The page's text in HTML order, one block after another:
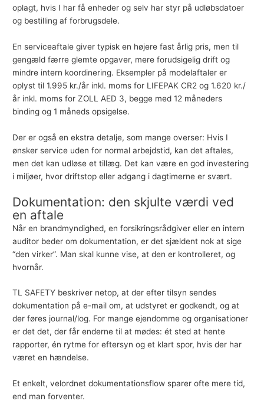
oplagt, hvis I har få enheder og selv har styr på udløbsdatoer
og bestilling af forbrugsdele.
En serviceaftale giver typisk en højere fast årlig pris, men til
gengæld færre glemte opgaver, mere forudsigelig drift og
mindre intern koordinering. Eksempler på modelaftaler er
oplyst til 1.995 kr./år inkl. moms for LIFEPAK CR2 og 1.620 kr./
år inkl. moms for ZOLL AED 3, begge med 12 måneders
binding og 1 måneds opsigelse.
Der er også en ekstra detalje, som mange overser: Hvis I
ønsker service uden for normal arbejdstid, kan det aftales,
men det kan udløse et tillæg. Det kan være en god investering
i miljøer, hvor driftstop eller adgang i dagtimerne er svært.
Dokumentation: den skjulte værdi ved
en aftale
Når en brandmyndighed, en forsikringsrådgiver eller en intern
auditor beder om dokumentation, er det sjældent nok at sige
“den virker”. Man skal kunne vise, at den er kontrolleret, og
hvornår.
TL SAFETY beskriver netop, at der efter tilsyn sendes
dokumentation på e-mail om, at udstyret er godkendt, og at
der føres journal/log. For mange ejendomme og organisationer
er det det, der får enderne til at mødes: ét sted at hente
rapporter, én rytme for eftersyn og et klart spor, hvis der har
været en hændelse.
Et enkelt, velordnet dokumentationsflow sparer ofte mere tid,
end man forventer.